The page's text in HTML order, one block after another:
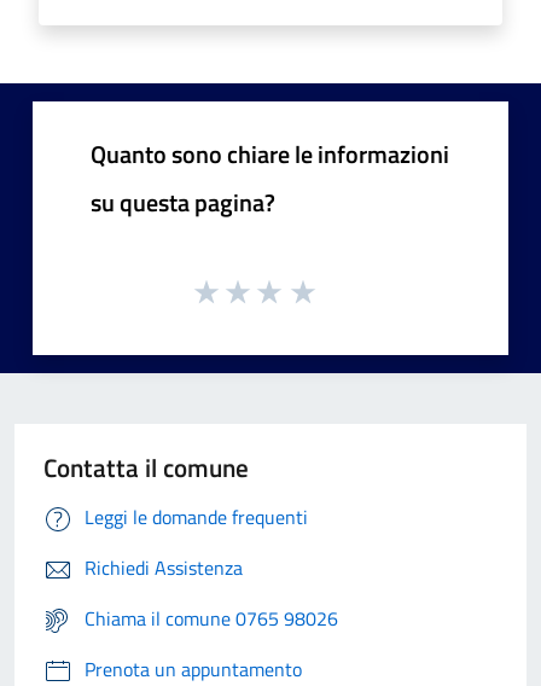
Quanto sono chiare le informazioni
su questa pagina?
Contatta il comune
Leggi le domande frequenti
Richiedi Assistenza
Chiama il comune 0765 98026
Prenota un appuntamento